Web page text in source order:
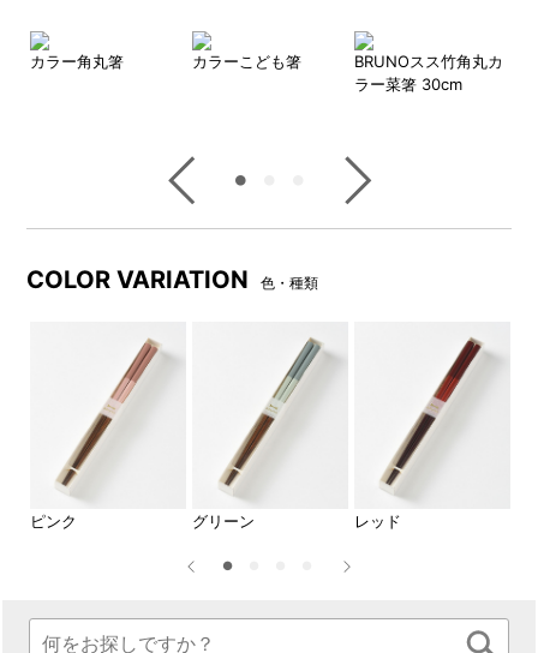
安定感があり転がりにくい四
角のシルエットがポイントで
カラーバリエーションは4色で
す。
ピンク
カラー角丸箸 カラーこども箸
BRUNOスス竹角丸カ
ラー菜箸 30cm
COLOR VARIATION 色・種類
ピンク グリーン レッド